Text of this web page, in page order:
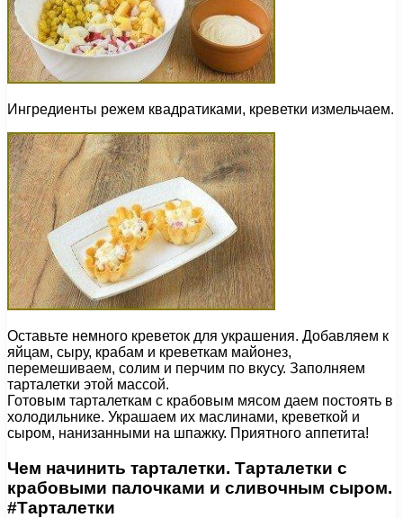
Ингредиенты режем квадратиками, креветки измельчаем.
Оставьте немного креветок для украшения. Добавляем к
яйцам, сыру, крабам и креветкам майонез,
перемешиваем, солим и перчим по вкусу. Заполняем
тарталетки этой массой.
Готовым тарталеткам с крабовым мясом даем постоять в
холодильнике. Украшаем их маслинами, креветкой и
сыром, нанизанными на шпажку. Приятного аппетита!
Чем начинить тарталетки. Тарталетки с
крабовыми палочками и сливочным сыром.
#Тарталетки